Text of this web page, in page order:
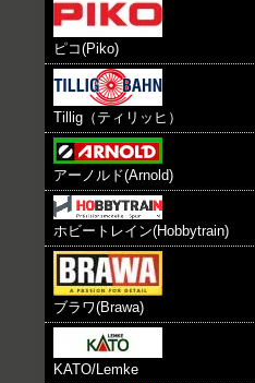
ピコ(Piko)
Tillig（ティリッヒ）
アーノルド(Arnold)
ホビートレイン(Hobbytrain)
ブラワ(Brawa)
KATO/Lemke